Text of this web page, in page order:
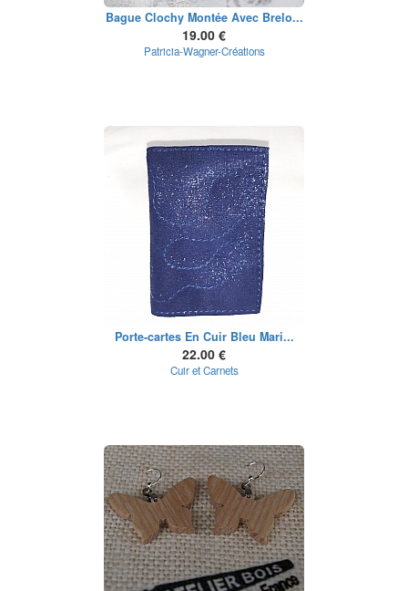
Bague Clochy Montée Avec Brelo...
19.00 €
Patricia-Wagner-Créations
Porte-cartes En Cuir Bleu Mari...
22.00 €
Cuir et Carnets